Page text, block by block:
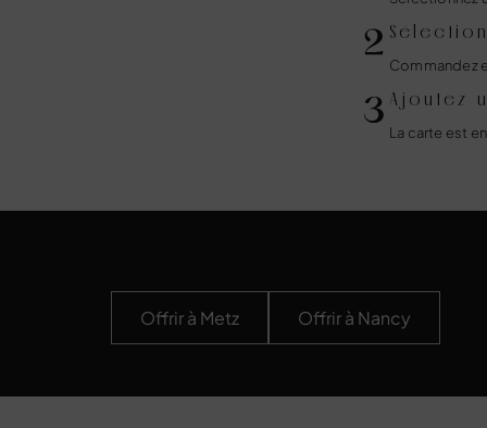
Commandez
Ajoutez
La carte est
Offrir à Metz Offrir à Nancy